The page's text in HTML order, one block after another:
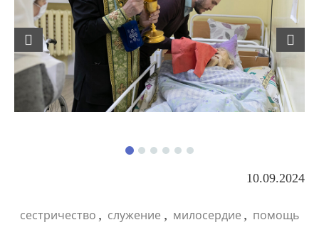
Previous Next
10.09.2024
сестричество , служение , милосердие , помощь